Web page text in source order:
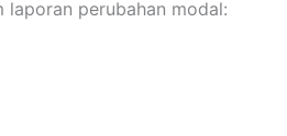
perubahan modal: